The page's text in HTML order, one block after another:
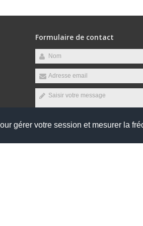
gérer votre session et mesurer la
Formulaire de contact